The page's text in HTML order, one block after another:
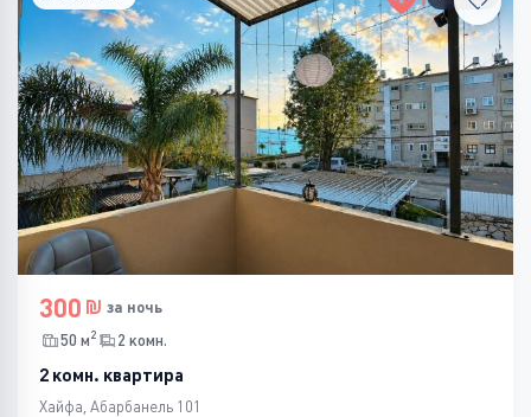
300
за ночь
50 м2 2 комн.
2 комн. квартира
Хайфа, Абарбанель 101